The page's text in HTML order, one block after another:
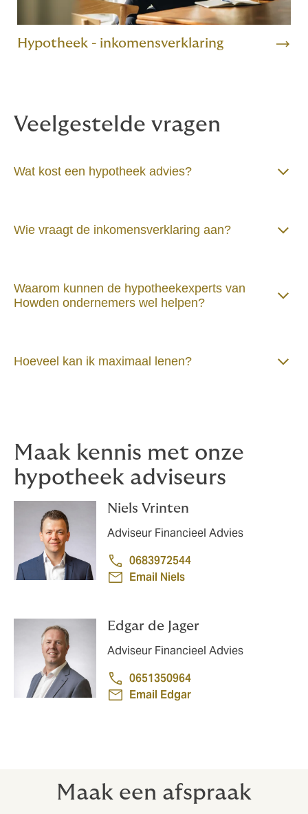
Hypotheek - inkomensverklaring
Veelgestelde vragen
Wat kost een hypotheek advies?
Wie vraagt de inkomensverklaring aan?
Waarom kunnen de hypotheekexperts van
Howden ondernemers wel helpen?
Hoeveel kan ik maximaal lenen?
Maak kennis met onze
hypotheek adviseurs
Niels Vrinten
Adviseur Financieel Advies
0683972544
Email Niels
Edgar de Jager
Adviseur Financieel Advies
0651350964
Email Edgar
Maak een afspraak